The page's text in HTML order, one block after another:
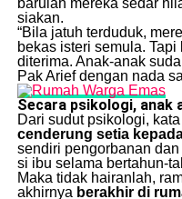
barulah mereka sedar
siakan.
“Bila jatuh terduduk,
bekas isteri semula.
diterima. Anak-anak
Pak Arief dengan nada
Secara psikologi, anak
Dari sudut psikologi,
cenderung setia
sendiri pengorbanan
si ibu selama bertahun-
Maka tidak hairanlah,
akhirnya berakhir di